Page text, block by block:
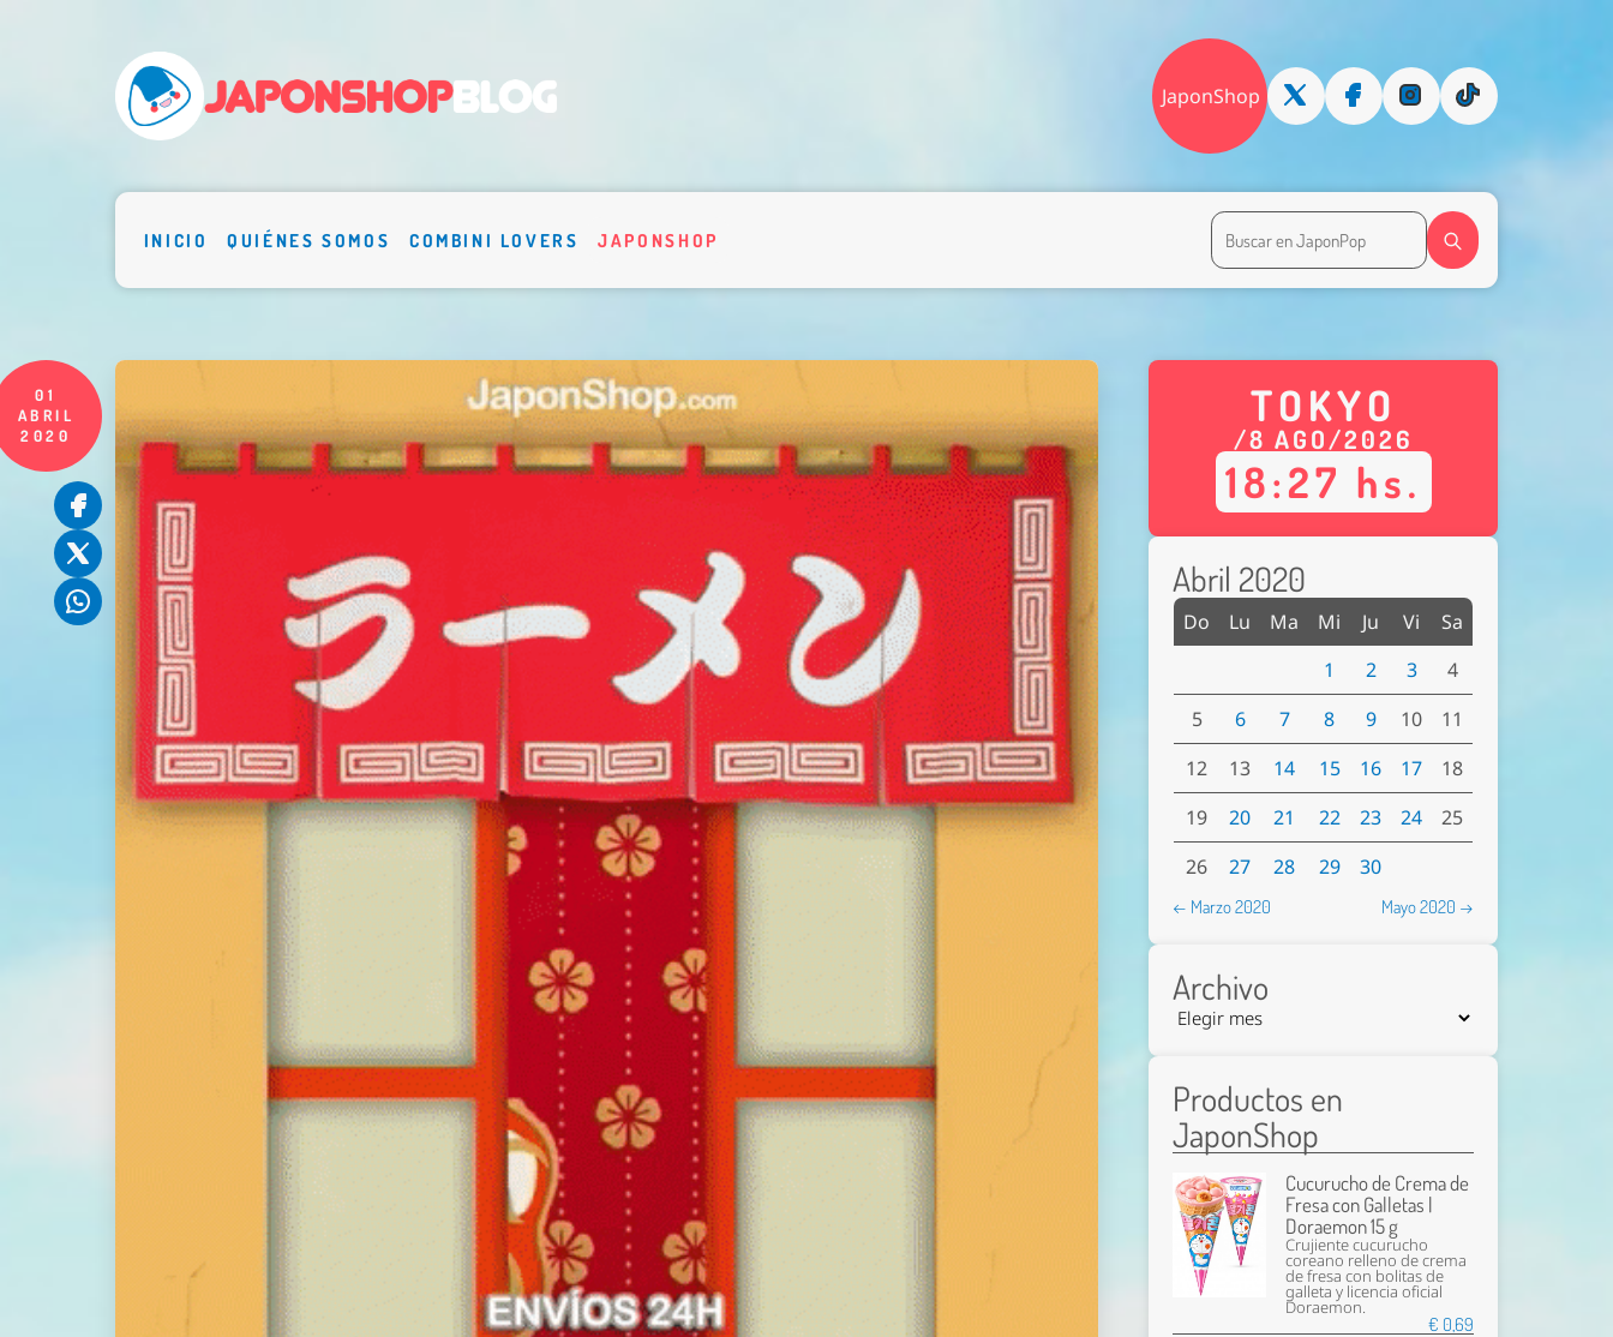
JaponShop
INICIO QUIÉNES SOMOS COMBINI LOVERS JAPONSHOP
01
ABRIL
2020
TOKYO
/8 AGO/2026
18:27 hs.
Abril 2020
Do Lu Ma Mi Ju Vi
Sa
1
2 3
4
5
6 7 8 9 10
11
12
13 14 15 16 17
18
19
20 21 22 23 24
25
26
27 28 29 30
← Marzo 2020 Mayo 2020 →
Archivo
Productos en
JaponShop
Cucurucho de Crema de
Fresa con Galletas |
Doraemon 15 g
Crujiente cucurucho
coreano relleno de crema
de fresa con bolitas de
galleta y licencia oficial
Doraemon.
€ 0,69